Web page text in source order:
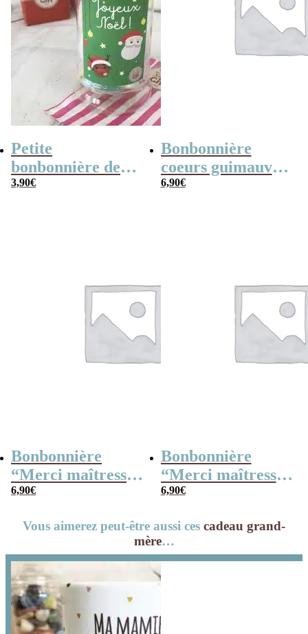
Petite
bonbonnière de
Noël – 20 Bonbons
3,90€
Bonbonnière
coeurs guimauve
x15 “Merci pour
6,90€
Bonbonnière
“Merci maîtresse”
– 15 cœurs
Collection arc-en-
6,90€
Bonbonnière
“Merci maîtresse”
– 15 cœurs
Collection florale
6,90€
Vous aimerez peut-être aussi ces cadeau grand-
mère…